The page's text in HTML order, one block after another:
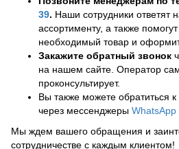
39. Наши сотрудники ответят
ассортименту, а также
необходимый товар и
Закажите обратный звонок
на нашем сайте. Оператор
проконсультирует.
Вы также можете обратиться
через мессенджеры WhatsApp
Мы ждем вашего обращения и
сотрудничестве с каждым клиентом!